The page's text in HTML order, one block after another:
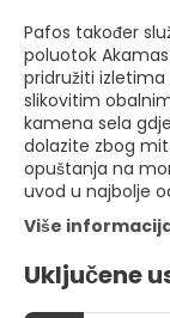
Pafos također
poluotok
pridružiti
slikovitim
kamena sela
dolazite zbog
opuštanja na
uvod u najbolje
Više
Uključene